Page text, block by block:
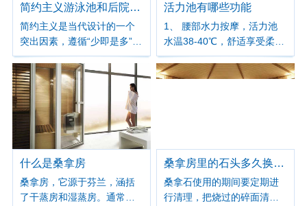
院变成一片绿洲，让您的家
更上一层楼。
​简约主义游泳池和后院的想法
简约主义是当代设计的一个
突出因素，遵循“少即是多”的
原则。许多房主选择这种风
格，因为它与他们的现代住
宅相得益彰。简约主义泳池
将空间简化为基本的水和几
何元素，只需要几个组件即
可营造出意想不到的的氛
围。
活力池有哪些功能
1、 腰部水力按摩，活力池
水温38-40℃，舒适享受柔软
水流的按摩，通过水和压缩
空气对腰部、腿部按摩，一
什么是桑拿房
桑拿房，它源于芬兰，涵括
了干蒸房和湿蒸房。通常所
桑拿房里的石头多久换一次
桑拿石使用的期间要定期进
行清理，把烧过的碎面清理